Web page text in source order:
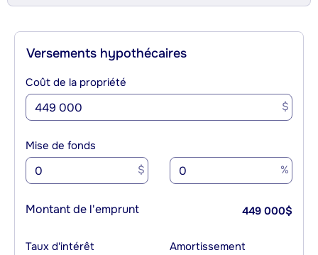
Versements hypothécaires
Coût de la propriété
$
Mise de fonds
$ %
Montant de l'emprunt 449 000$
Taux d'intérêt Amortissement